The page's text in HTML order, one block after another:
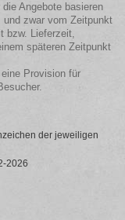
Angebote basieren
und zwar vom Zeitpunkt
bzw. Lieferzeit,
späteren Zeitpunkt
Provision für
der jeweiligen
2026